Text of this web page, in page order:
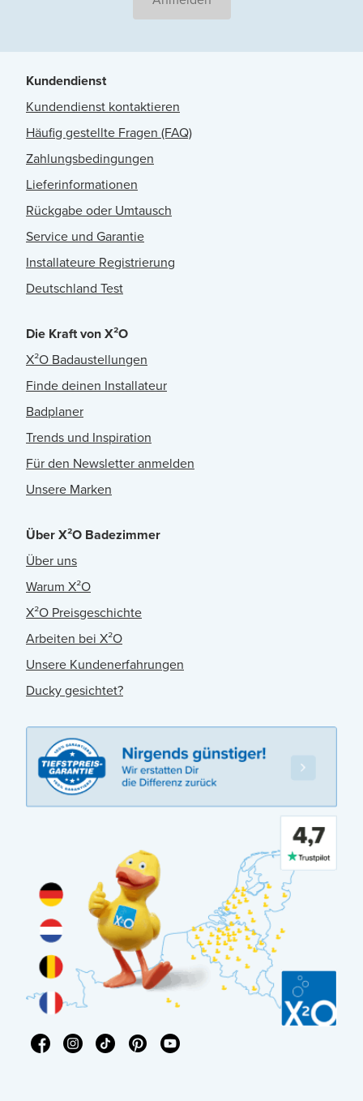
Kundendienst
Kundendienst kontaktieren
Häufig gestellte Fragen (FAQ)
Zahlungsbedingungen
Lieferinformationen
Rückgabe oder Umtausch
Service und Garantie
Installateure Registrierung
Deutschland Test
Die Kraft von X²O
X²O Badaustellungen
Finde deinen Installateur
Badplaner
Trends und Inspiration
Für den Newsletter anmelden
Unsere Marken
Über X²O Badezimmer
Über uns
Warum X²O
X²O Preisgeschichte
Arbeiten bei X²O
Unsere Kundenerfahrungen
Ducky gesichtet?